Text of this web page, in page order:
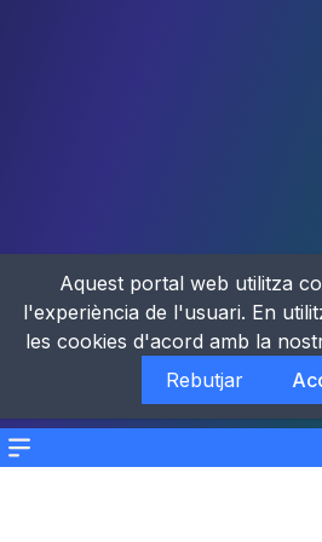
Menu
Aquest portal web utilitza
l'experiència de l'usuari. En
les cookies d'acord amb la
Rebutjar